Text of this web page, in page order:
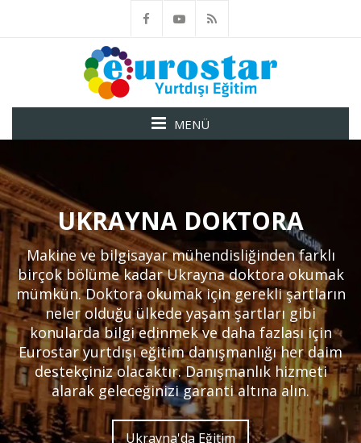
MENÜ
UKRAYNA DOKTORA
Makine ve bilgisayar mühendisliğinden farklı
birçok bölüme kadar Ukrayna doktora okumak
mümkün. Doktora okumak için gerekli şartların
neler olduğu ülkede yaşam şartları gibi
konularda bilgi edinmek ve daha fazlası için
Eurostar yurtdışı eğitim danışmanlığı her daim
destekçiniz olacaktır. Danışmanlık hizmeti
alarak geleceğinizi garanti altına alın.
Ukrayna'da Eğitim